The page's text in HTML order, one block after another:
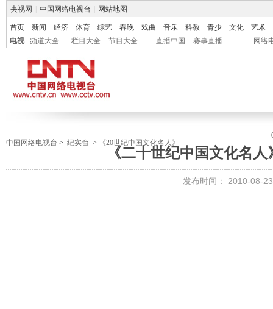
央视网 中国网络电视台 网站地图
首页 新闻 经济 体育 综艺 春晚 戏曲 音乐 科教 青少 文化
艺术
电视
频道大全 栏目大全 节目大全 直播中国 赛事直播 网络
中国网络电视台 > 纪实台 > 《20世纪中国文化名人》
《二十世纪中国文化名
发布时间： 2010-08-